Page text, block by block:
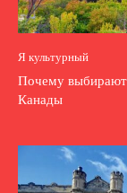
Я культурный
Почему выбирают
Канады